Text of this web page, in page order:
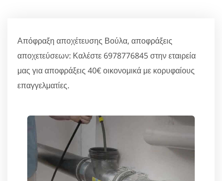
Απόφραξη αποχέτευσης Βούλα, αποφράξεις
αποχετεύσεων: Καλέστε 6978776845 στην εταιρεία
μας για αποφράξεις 40€ οικονομικά με κορυφαίους
επαγγελματίες.